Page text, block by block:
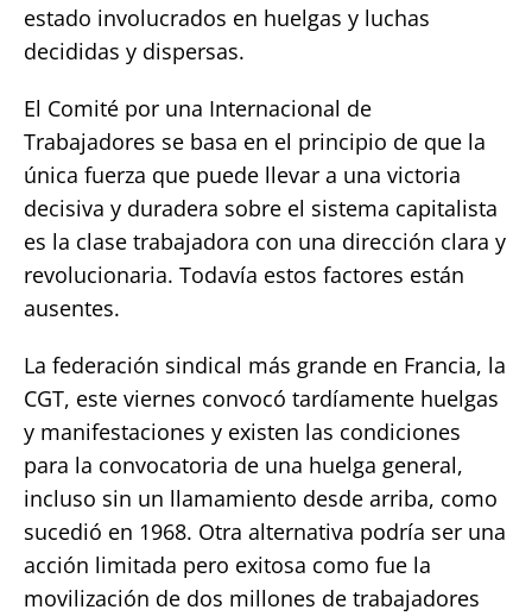
estado involucrados en huelgas y luchas
decididas y dispersas.
El Comité por una Internacional de
Trabajadores se basa en el principio de que la
única fuerza que puede llevar a una victoria
decisiva y duradera sobre el sistema capitalista
es la clase trabajadora con una dirección clara y
revolucionaria. Todavía estos factores están
ausentes.
La federación sindical más grande en Francia, la
CGT, este viernes convocó tardíamente huelgas
y manifestaciones y existen las condiciones
para la convocatoria de una huelga general,
incluso sin un llamamiento desde arriba, como
sucedió en 1968. Otra alternativa podría ser una
acción limitada pero exitosa como fue la
movilización de dos millones de trabajadores